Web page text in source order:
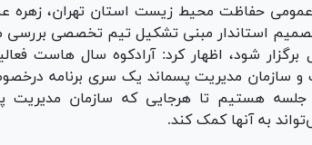
عمومی حفاظت محیط زیست استان تهران، زهره
استاندار مبنی تشکیل تیم تخصصی
شود، اظهار کرد: آرادکوه سال هاست
سازمان مدیریت پسماند یک سری برنامه
جلسه هستیم تا هرجایی که سازمان مدیریت
به آنها کمک کند.